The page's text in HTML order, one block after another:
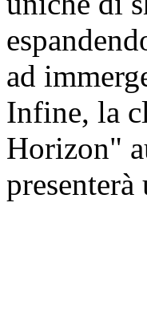
ad
Infine, la
Horizon"